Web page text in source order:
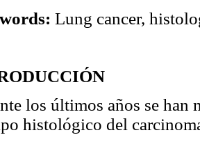
Lung cancer,
los últimos años se han
histológico del